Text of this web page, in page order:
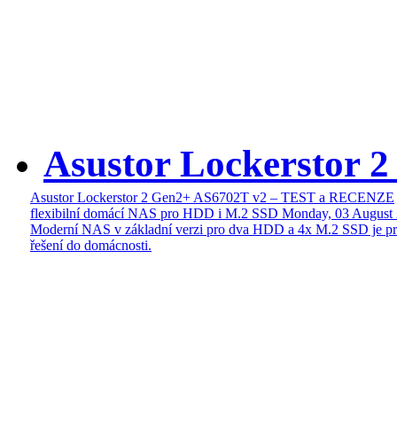
Asustor Lockerstor
Asustor Lockerstor 2 Gen2+ AS6702T v2 – TEST a RECENZE
flexibilní domácí NAS pro HDD i M.2 SSD Monday, 03 August
Moderní NAS v základní verzi pro dva HDD a 4x M.2 SSD je
řešení do domácnosti.